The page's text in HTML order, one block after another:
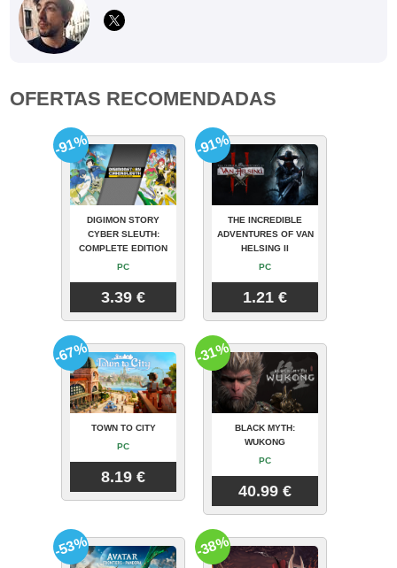
OFERTAS RECOMENDADAS
DIGIMON STORY
CYBER SLEUTH:
COMPLETE EDITION
PC
3.39 €
-91%
THE INCREDIBLE
ADVENTURES OF VAN
HELSING II
PC
1.21 €
-91%
TOWN TO CITY
PC
8.19 €
-67%
BLACK MYTH:
WUKONG
PC
40.99 €
-31%
-53% -38%